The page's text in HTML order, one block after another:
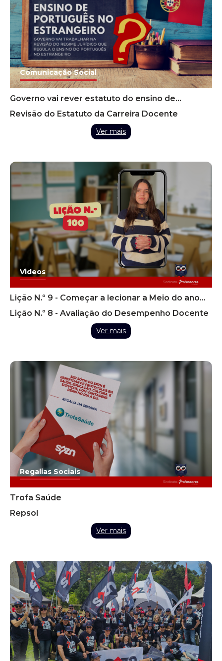
Comunicação Social
Governo vai rever estatuto do ensino de
português no estrangeiro para facilitar
recrutamento
Revisão do Estatuto da Carreira Docente
Ver mais
Videos
Lição N.º 9 - Começar a lecionar a Meio do ano
Letivo
Lição N.º 8 - Avaliação do Desempenho Docente
Ver mais
Regalias Sociais
Trofa Saúde
Repsol
Ver mais